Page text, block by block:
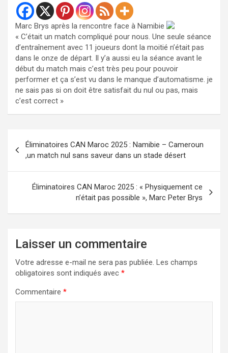
Marc Brys après la rencontre face à Namibie
« C’était un match compliqué pour nous. Une seule séance
d’entraînement avec 11 joueurs dont la moitié n’était pas
dans le onze de départ. Il y’a aussi eu la séance avant le
début du match mais c’est très peu pour pouvoir
performer et ça s’est vu dans le manque d’automatisme. je
ne sais pas si on doit être satisfait du nul ou pas, mais
c’est correct »
Navigation
de
l’article
Éliminatoires CAN Maroc 2025 : Namibie – Cameroun
,un match nul sans saveur dans un stade désert
Éliminatoires CAN Maroc 2025 : « Physiquement ce
n’était pas possible », Marc Peter Brys
Laisser un commentaire
Votre adresse e-mail ne sera pas publiée. Les champs
obligatoires sont indiqués avec *
Commentaire *